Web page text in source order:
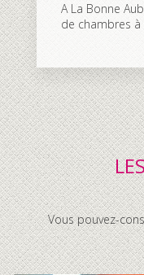
A La Bonne
de chambres à
Vous pouvez-